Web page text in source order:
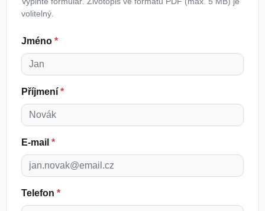
volitelný.
Jméno *
Příjmení *
E-mail *
Telefon *